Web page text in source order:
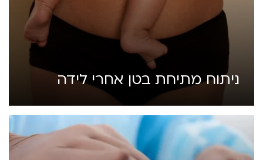
ניתוח מתיחת בטן אחרי לידה